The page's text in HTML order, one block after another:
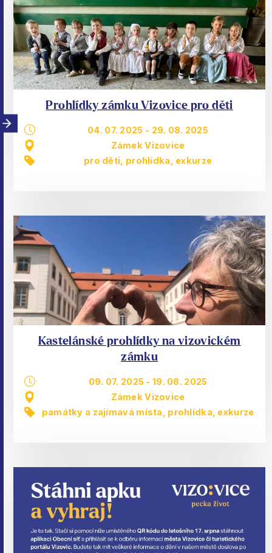
Prohlídky zámku Vizovice pro děti
04. 07. 2025 - 29. 08. 2025
Zámek Vizovice
pro děti prohlídka, exkurze
Kastelánské prohlídky na vizovickém
zámku
09. 07. 2025 -19. 08. 2025
Zámek Vizovice
památky a zajímavá místa
prohlídka, exkurze